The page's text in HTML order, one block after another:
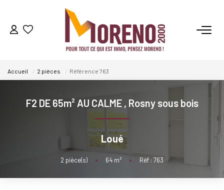
VENTES
LOCATIONS
GESTION
ESTIMATION
Accueil 2 pièces Référence 763
F2 DE 65m² AU CALME , Rosny sous bois
Loué
2 pièce(s) • 64 m² • Réf : 763